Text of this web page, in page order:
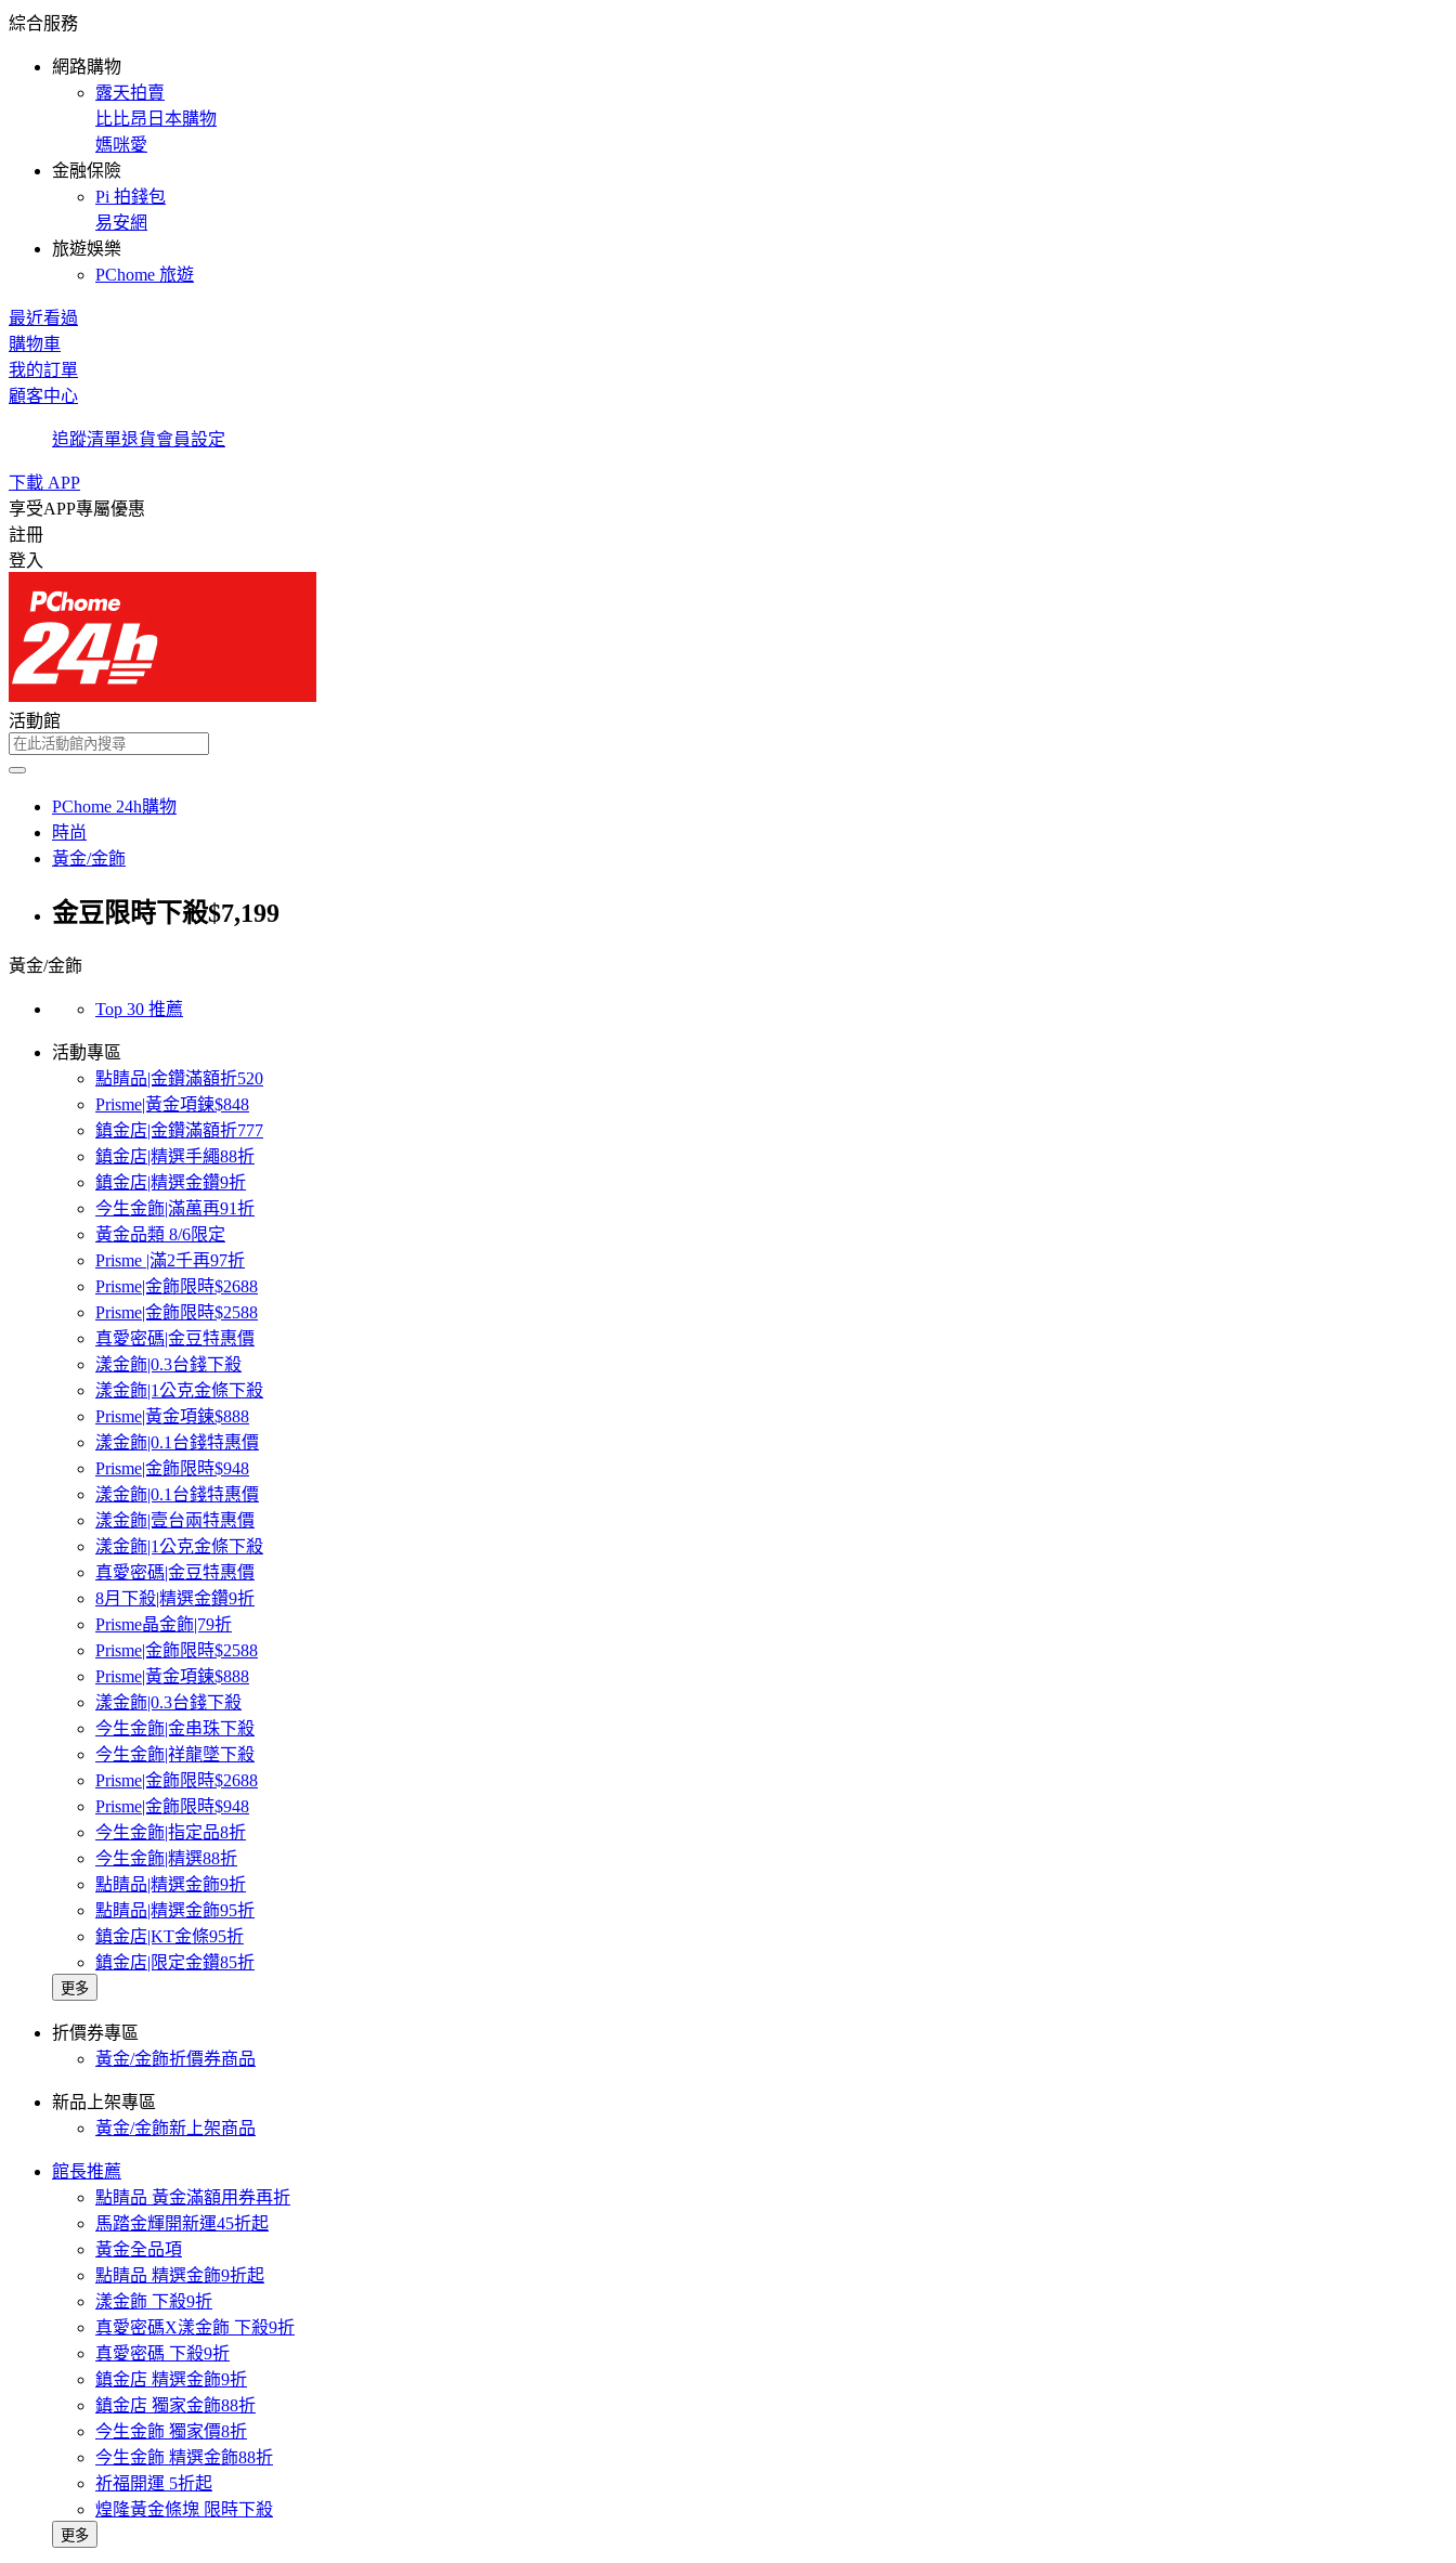
綜合服務
網路購物
露天拍賣
比比昂日本購物
媽咪愛
金融保險
Pi 拍錢包
易安網
旅遊娛樂
PChome 旅遊
最近看過
購物車
我的訂單
顧客中心
追蹤清單退貨會員設定
下載 APP
享受APP專屬優惠
註冊
登入
活動館
PChome 24h購物
時尚
黃金/金飾
金豆限時下殺$7,199
黃金/金飾
Top 30 推薦
活動專區
點睛品|金鑽滿額折520
Prisme|黃金項鍊$848
鎮金店|金鑽滿額折777
鎮金店|精選手繩88折
鎮金店|精選金鑽9折
今生金飾|滿萬再91折
黃金品類 8/6限定
Prisme |滿2千再97折
Prisme|金飾限時$2688
Prisme|金飾限時$2588
真愛密碼|金豆特惠價
漾金飾|0.3台錢下殺
漾金飾|1公克金條下殺
Prisme|黃金項鍊$888
漾金飾|0.1台錢特惠價
Prisme|金飾限時$948
漾金飾|0.1台錢特惠價
漾金飾|壹台兩特惠價
漾金飾|1公克金條下殺
真愛密碼|金豆特惠價
8月下殺|精選金鑽9折
Prisme晶金飾|79折
Prisme|金飾限時$2588
Prisme|黃金項鍊$888
漾金飾|0.3台錢下殺
今生金飾|金串珠下殺
今生金飾|祥龍墜下殺
Prisme|金飾限時$2688
Prisme|金飾限時$948
今生金飾|指定品8折
今生金飾|精選88折
點睛品|精選金飾9折
點睛品|精選金飾95折
鎮金店|KT金條95折
鎮金店|限定金鑽85折
更多
折價券專區
黃金/金飾折價券商品
新品上架專區
黃金/金飾新上架商品
館長推薦
點睛品 黃金滿額用券再折
馬踏金輝開新運45折起
黃金全品項
點睛品 精選金飾9折起
漾金飾 下殺9折
真愛密碼X漾金飾 下殺9折
真愛密碼 下殺9折
鎮金店 精選金飾9折
鎮金店 獨家金飾88折
今生金飾 獨家價8折
今生金飾 精選金飾88折
祈福開運 5折起
煌隆黃金條塊 限時下殺
更多